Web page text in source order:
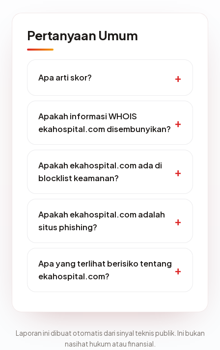
Pertanyaan Umum
Apa arti skor?
Apakah informasi WHOIS
ekahospital.com disembunyikan?
Apakah ekahospital.com ada di
blocklist keamanan?
Apakah ekahospital.com adalah
situs phishing?
Apa yang terlihat berisiko tentang
ekahospital.com?
Laporan ini dibuat otomatis dari sinyal teknis publik. Ini bukan
nasihat hukum atau finansial.